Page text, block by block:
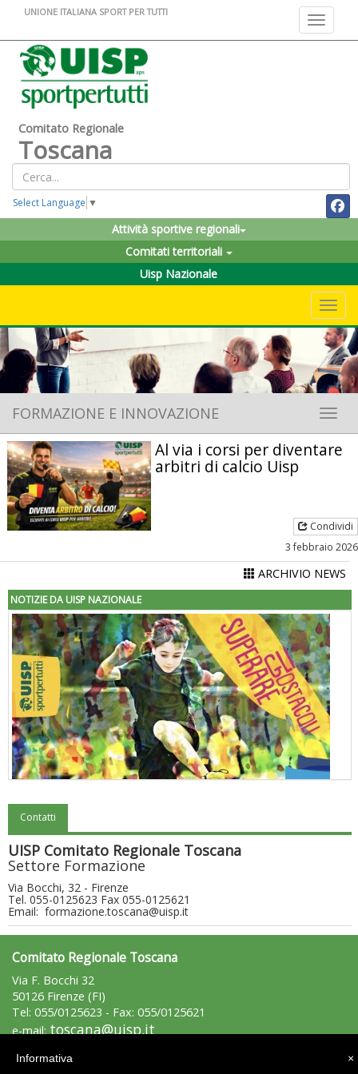
Toggle
UNIONE ITALIANA SPORT PER TUTTI
Comitato Regionale
Toscana
Select Language ▼
Attività sportive regionali
Comitati territoriali
Uisp Nazionale
FORMAZIONE E INNOVAZIONE
Al via i corsi per diventare
arbitri di calcio Uisp
Condividi
3 febbraio 2026
ARCHIVIO NEWS
NOTIZIE DA UISP NAZIONALE
"Superare gli ostacoli": la relazione di Tiziano Pesce al CN Uisp
Luglio 2026: "Pensando con i piedi, si possono fare le
rivoluzioni"
Contatti
UISP Comitato Regionale Toscana
Settore Formazione
Via Bocchi, 32 - Firenze
Tel. 055-0125623 Fax 055-0125621
Email: formazione.toscana@uisp.it
Comitato Regionale Toscana
Via F. Bocchi 32
50126 Firenze (FI)
Tel: 055/0125623 - Fax: 055/0125621
e-mail:toscana@uisp.it
×
Informativa